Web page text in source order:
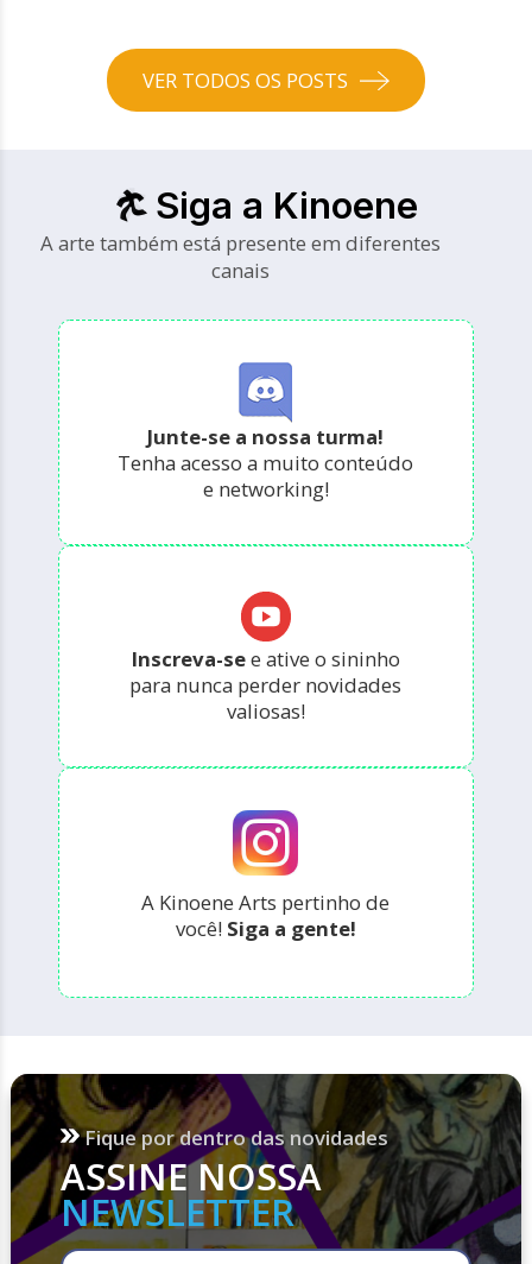
VER TODOS OS POSTS
Siga a Kinoene
A arte também está presente em diferentes
canais
Junte-se a nossa turma!
Tenha acesso a muito conteúdo
e networking!
Inscreva-see ative o sininho
para nunca perder novidades
valiosas!
A Kinoene Arts pertinho de
você! Siga a gente!
Fique por dentro das novidades
ASSINE NOSSA
NEWSLETTER